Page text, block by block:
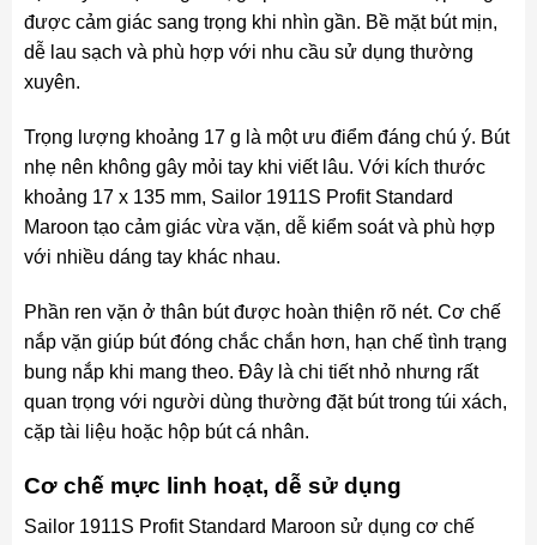
được cảm giác sang trọng khi nhìn gần. Bề mặt bút mịn,
dễ lau sạch và phù hợp với nhu cầu sử dụng thường
xuyên.
Trọng lượng khoảng 17 g là một ưu điểm đáng chú ý. Bút
nhẹ nên không gây mỏi tay khi viết lâu. Với kích thước
khoảng 17 x 135 mm, Sailor 1911S Profit Standard
Maroon tạo cảm giác vừa vặn, dễ kiểm soát và phù hợp
với nhiều dáng tay khác nhau.
Phần ren vặn ở thân bút được hoàn thiện rõ nét. Cơ chế
nắp vặn giúp bút đóng chắc chắn hơn, hạn chế tình trạng
bung nắp khi mang theo. Đây là chi tiết nhỏ nhưng rất
quan trọng với người dùng thường đặt bút trong túi xách,
cặp tài liệu hoặc hộp bút cá nhân.
Cơ chế mực linh hoạt, dễ sử dụng
Sailor 1911S Profit Standard Maroon sử dụng cơ chế